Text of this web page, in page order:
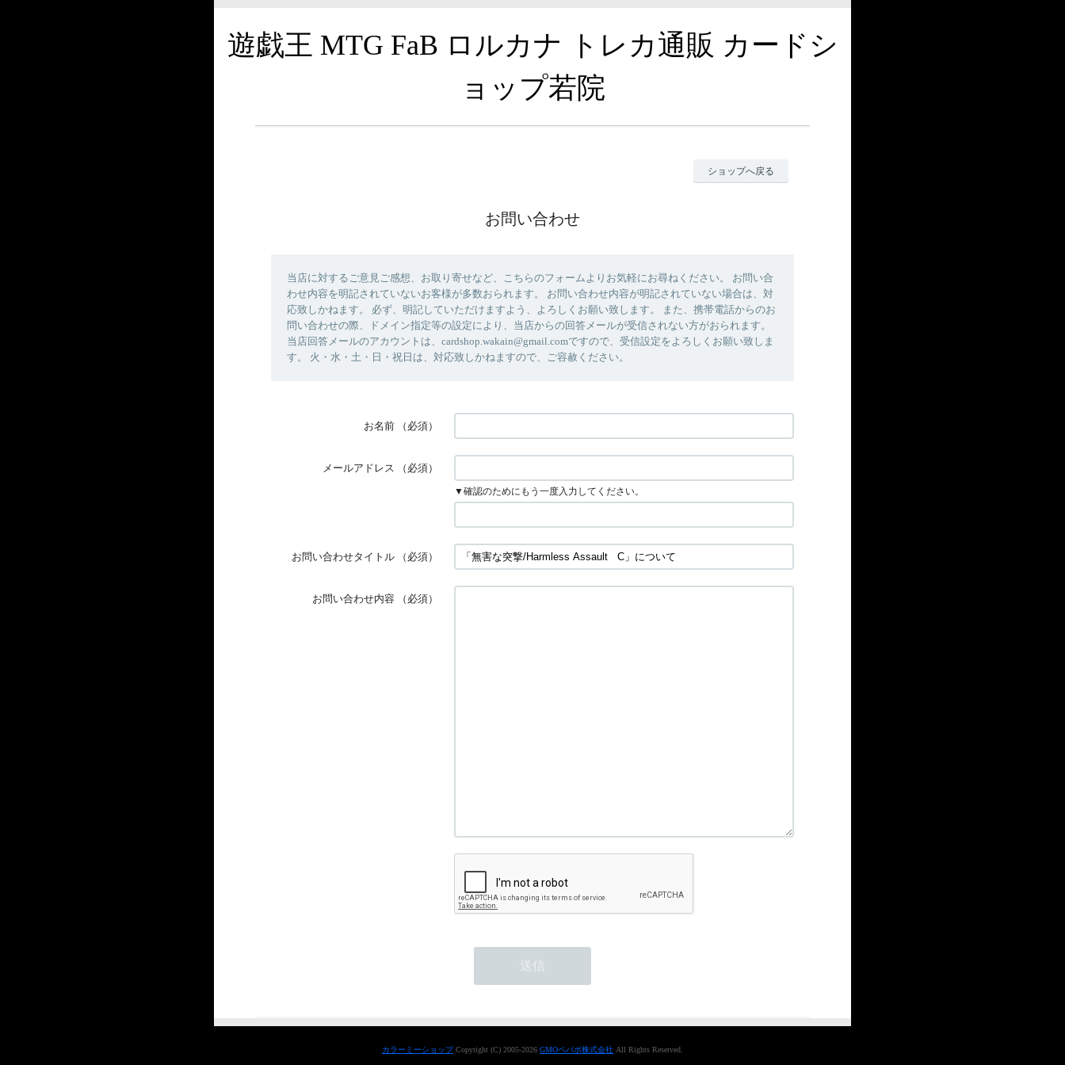
遊戯王 MTG FaB ロルカナ トレカ通販 カードシ
ョップ若院
ショップへ戻る
お問い合わせ
当店に対するご意見ご感想、お取り寄せなど、こちらのフォームよりお気軽にお尋ねください。 お問い合
わせ内容を明記されていないお客様が多数おられます。 お問い合わせ内容が明記されていない場合は、対
応致しかねます。 必ず、明記していただけますよう、よろしくお願い致します。 また、携帯電話からのお
問い合わせの際、ドメイン指定等の設定により、当店からの回答メールが受信されない方がおられます。
当店回答メールのアカウントは、cardshop.wakain@gmail.comですので、受信設定をよろしくお願い致しま
す。 火・水・土・日・祝日は、対応致しかねますので、ご容赦ください。
お名前 （必須）
メールアドレス （必須）
▼確認のためにもう一度入力してください。
お問い合わせタイトル （必須）
お問い合わせ内容 （必須）
カラーミーショップCopyright (C) 2005-2026 GMOペパボ株式会社 All Rights Reserved.